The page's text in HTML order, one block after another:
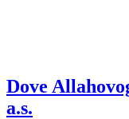
Dove
a.s.